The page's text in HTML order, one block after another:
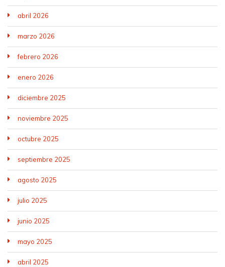
abril 2026
marzo 2026
febrero 2026
enero 2026
diciembre 2025
noviembre 2025
octubre 2025
septiembre 2025
agosto 2025
julio 2025
junio 2025
mayo 2025
abril 2025